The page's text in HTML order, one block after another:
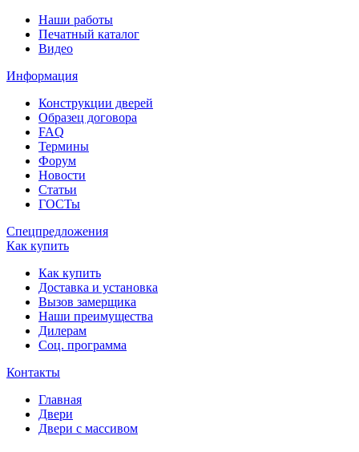
Наши работы
Печатный каталог
Видео
Информация
Конструкции дверей
Образец договора
FAQ
Термины
Форум
Новости
Статьи
ГОСТы
Спецпредложения
Как купить
Как купить
Доставка и установка
Вызов замерщика
Наши преимущества
Дилерам
Соц. программа
Контакты
Главная
Двери
Двери с массивом